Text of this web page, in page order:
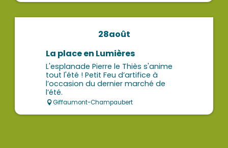
28août
La place en Lumières
L'esplanade Pierre le Thiès s'anime
tout l'été ! Petit Feu d’artifice à
l’occasion du dernier marché de
l’été.
Giffaumont-Champaubert